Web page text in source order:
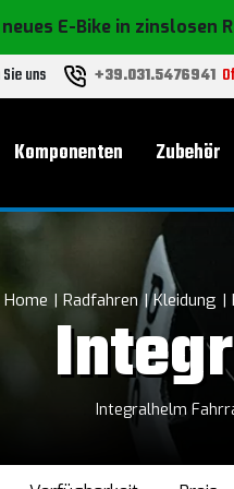
E-Bike in zinslosen
uns +39.031.5476941
Komponenten Zubehör
Home Radfahren Kleidung
Integralhelm